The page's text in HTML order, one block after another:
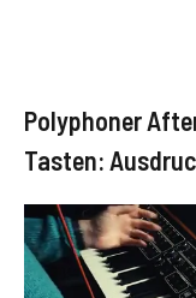
Polyphoner
Tasten: